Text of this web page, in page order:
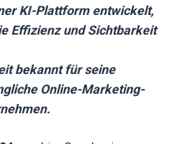
KI-Plattform entwickelt,
Effizienz und Sichtbarkeit
bekannt für seine
Online-Marketing-